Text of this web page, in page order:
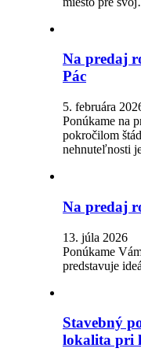
Na predaj
Pác
5. februára
Ponúkame na
pokročilom
nehnuteľnosti
Na predaj
13. júla 2026
Ponúkame
predstavuje
Stavebný
lokalita pri